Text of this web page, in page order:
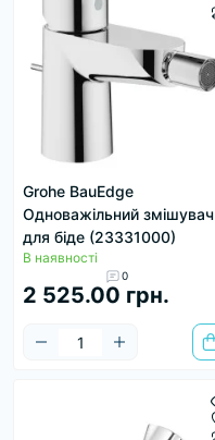
Grohe BauEdge
Одноважільний змішувач
для біде (23331000)
В наявності
0
2 525.00 грн.